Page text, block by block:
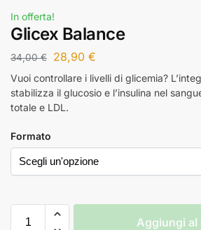
In offerta!
Glicex Balance
34,00€ 28,90 €
Vuoi controllare i livelli di glicemia?
stabilizza il glucosio e l’insulina nel
totale e LDL.
Formato
Aggiungi al